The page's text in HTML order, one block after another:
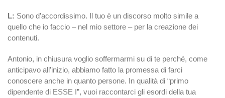
L: Sono d’accordissimo. Il tuo è un discorso molto simile a
quello che io faccio – nel mio settore – per la creazione dei
contenuti.
Antonio, in chiusura voglio soffermarmi su di te perché, come
anticipavo all’inizio, abbiamo fatto la promessa di farci
conoscere anche in quanto persone. In qualità di “primo
dipendente di ESSE I”, vuoi raccontarci gli esordi della tua